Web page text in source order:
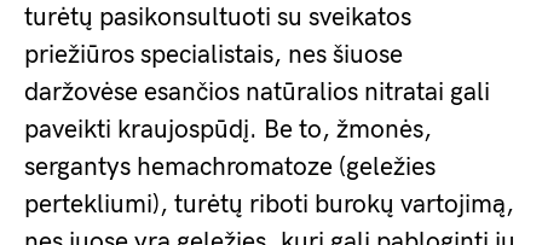
turėtų pasikonsultuoti su sveikatos
priežiūros specialistais, nes šiuose
daržovėse esančios natūralios nitratai gali
paveikti kraujospūdį. Be to, žmonės,
sergantys hemachromatoze (geležies
pertekliumi), turėtų riboti burokų vartojimą,